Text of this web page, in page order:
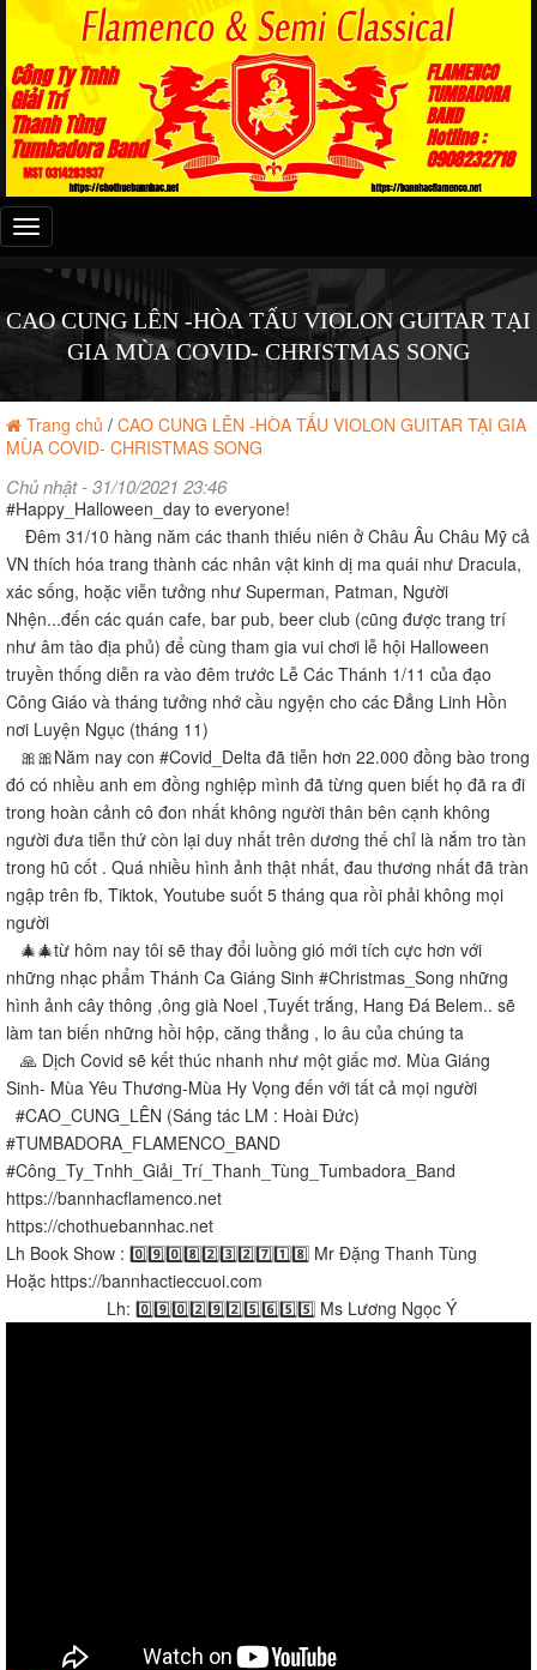
Đây
là
menu
CAO CUNG LÊN -HÒA TẤU VIOLON GUITAR TẠI
GIA MÙA COVID- CHRISTMAS SONG
Trang chủ / CAO CUNG LÊN -HÒA TẤU VIOLON GUITAR TẠI GIA
MÙA COVID- CHRISTMAS SONG
Chủ nhật - 31/10/2021 23:46
#Happy_Halloween_day to everyone!
Đêm 31/10 hàng năm các thanh thiếu niên ở Châu Âu Châu Mỹ cả
VN thích hóa trang thành các nhân vật kinh dị ma quái như Dracula,
xác sống, hoặc viễn tưởng như Superman, Patman, Người
Nhện...đến các quán cafe, bar pub, beer club (cũng được trang trí
như âm tào địa phủ) để cùng tham gia vui chơi lễ hội Halloween
truyền thống diễn ra vào đêm trước Lễ Các Thánh 1/11 của đạo
Công Giáo và tháng tưởng nhớ cầu ngyện cho các Đẳng Linh Hồn
nơi Luyện Ngục (tháng 11)
🎀🎀Năm nay con #Covid_Delta đã tiễn hơn 22.000 đồng bào trong
đó có nhiều anh em đồng nghiệp mình đã từng quen biết họ đã ra đi
trong hoàn cảnh cô đon nhất không người thân bên cạnh không
người đưa tiễn thứ còn lại duy nhất trên dương thế chỉ là nắm tro tàn
trong hũ cốt . Quá nhiều hình ảnh thật nhất, đau thương nhất đã tràn
ngập trên fb, Tiktok, Youtube suốt 5 tháng qua rồi phải không mọi
người
🎄🎄từ hôm nay tôi sẽ thay đổi luồng gió mới tích cực hơn với
những nhạc phẩm Thánh Ca Giáng Sinh #Christmas_Song những
hình ảnh cây thông ,ông già Noel ,Tuyết trắng, Hang Đá Belem.. sẽ
làm tan biến những hồi hộp, căng thẳng , lo âu của chúng ta
🙏 Dịch Covid sẽ kết thúc nhanh như một giấc mơ. Mùa Giáng
Sinh- Mùa Yêu Thương-Mùa Hy Vọng đến với tất cả mọi người
#CAO_CUNG_LÊN (Sáng tác LM : Hoài Đức)
#TUMBADORA_FLAMENCO_BAND​​​​
#Công_Ty_Tnhh_Giải_Trí_Thanh_Tùng_Tumbadora_Band​​​​
https://bannhacflamenco.net​​​​
https://chothuebannhac.net​​​​
Lh Book Show : 0️⃣9️⃣0️⃣8️⃣2️⃣3️⃣2️⃣7️⃣1️⃣8️⃣ Mr Đặng Thanh Tùng
Hoặc https://bannhactieccuoi.com​​​​
Lh: 0️⃣9️⃣0️⃣2️⃣9️⃣2️⃣5️⃣6️⃣5️⃣5️⃣ Ms Lương Ngọc Ý